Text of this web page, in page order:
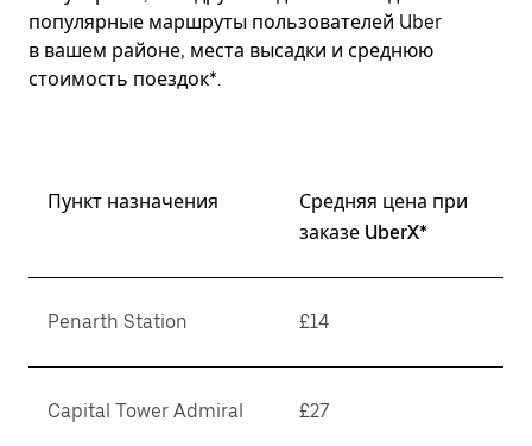
популярные маршруты пользователей Uber
в вашем районе, места высадки и среднюю
стоимость поездок*.
Пункт назначения
Средняя цена при
заказе UberX*
Penarth Station £14
Capital Tower Admiral £27